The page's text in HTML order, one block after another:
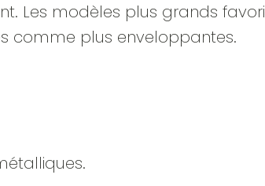
Les modèles plus grands
comme plus enveloppantes.